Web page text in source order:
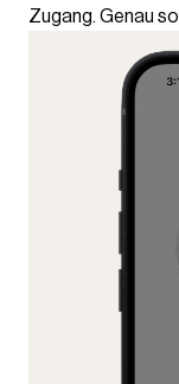
Zugang. Genau